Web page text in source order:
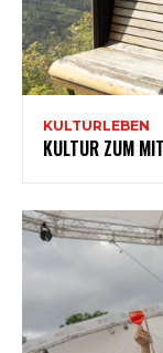
KULTURLEBEN
KULTUR ZUM